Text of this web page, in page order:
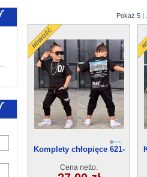
Pokaż 5 |
Komplety chłopięce 621-
Cena netto: